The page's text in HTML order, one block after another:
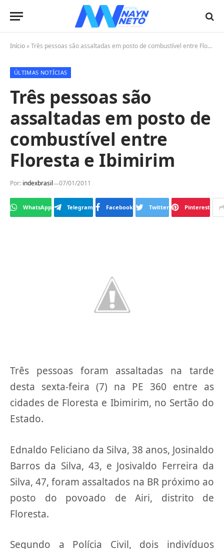
Início »Três pessoas são assaltadas em posto de combustível entre Floresta e Ibimirim
ÚLTIMAS NOTÍCIAS
Três pessoas são
assaltadas em posto de
combustível entre
Floresta e Ibimirim
Por: indexbrasil 07/01/2011
WhatsApp Telegram Facebook Twitter Pinterest
Três pessoas foram assaltadas na tarde
desta sexta-feira (7) na PE 360 entre as
cidades de Floresta e Ibimirim, no Sertão do
Estado.
Ednaldo Feliciano da Silva, 38 anos, Josinaldo
Barros da Silva, 43, e Josivaldo Ferreira da
Silva, 47, foram assaltados na BR próximo ao
posto do povoado de Airi, distrito de
Floresta.
Segundo a Polícia Civil, dois indivíduos